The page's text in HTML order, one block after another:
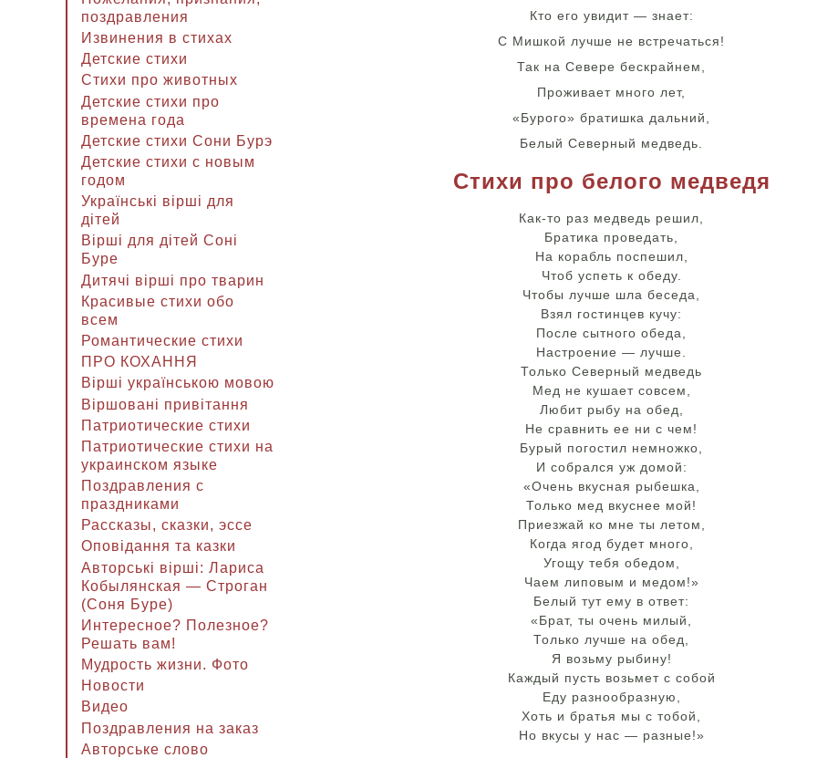
поздравления
Извинения в стихах
Детские стихи
Стихи про животных
Детские стихи про
времена года
Детские стихи Сони Бурэ
Детские стихи с новым
годом
Українські вірші для
дітей
Вірші для дітей Соні
Буре
Дитячі вірші про тварин
Красивые стихи обо
всем
Романтические стихи
ПРО КОХАННЯ
Вірші українською мовою
Віршовані привітання
Патриотические стихи
Патриотические стихи на
украинском языке
Поздравления с
праздниками
Рассказы, сказки, эссе
Оповідання та казки
Авторські вірші: Лариса
Кобылянская — Строган
(Соня Буре)
Интересное? Полезное?
Решать вам!
Мудрость жизни. Фото
Новости
Видео
Поздравления на заказ
Авторське слово
Кто его увидит — знает:
С Мишкой лучше не встречаться!
Так на Севере бескрайнем,
Проживает много лет,
«Бурого» братишка дальний,
Белый Северный медведь.
Стихи про белого медведя
Как-то раз медведь решил,
Братика проведать,
На корабль поспешил,
Чтоб успеть к обеду.
Чтобы лучше шла беседа,
Взял гостинцев кучу:
После сытного обеда,
Настроение — лучше.
Только Северный медведь
Мед не кушает совсем,
Любит рыбу на обед,
Не сравнить ее ни с чем!
Бурый погостил немножко,
И собрался уж домой:
«Очень вкусная рыбешка,
Только мед вкуснее мой!
Приезжай ко мне ты летом,
Когда ягод будет много,
Угощу тебя обедом,
Чаем липовым и медом!»
Белый тут ему в ответ:
«Брат, ты очень милый,
Только лучше на обед,
Я возьму рыбину!
Каждый пусть возьмет с собой
Еду разнообразную,
Хоть и братья мы с тобой,
Но вкусы у нас — разные!»